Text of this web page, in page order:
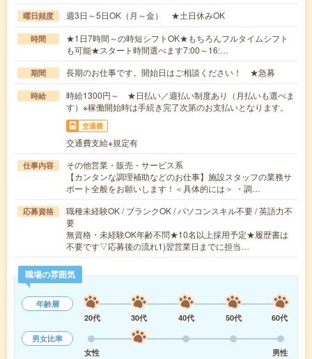
曜日頻度 週3日～5日OK（月～金） ★土日休みOK
時間
★1日7時間～の時短シフトOK★もちろんフルタイムシフト
も可能★スタート時間選べます7:00～16:…
期間 長期のお仕事です。開始日はご相談ください！ ★急募
時給
時給1300円～ ★日払い／週払い制度あり（月払いも選べま
す）※稼働開始時は手続き完了次第のお支払いとなります。
交通費
交通費支給※規定有
仕事内容
その他営業・販売・サービス系
【カンタンな調理補助などのお仕事】施設スタッフの業務サ
ポート全般をお願いします！＜具体的には＞ ・調…
応募資格
職種未経験OK / ブランクOK / パソコンスキル不要 / 英語力不
要
無資格・未経験OK年齢不問★10名以上採用予定★履歴書は
不要です▽応募後の流れ1)翌営業日までに担当…
職場の雰囲気
年齢層
20代
30代 40代 50代
60代
男女比率
女性
男性